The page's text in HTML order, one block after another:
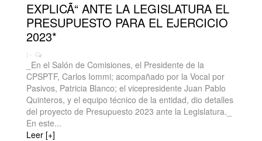
EXPLICÃ“ ANTE LA LEGISLATURA EL
PRESUPUESTO PARA EL EJERCICIO
2023*
| -
_En el Salón de Comisiones, el Presidente de la
CPSPTF, Carlos Iommi; acompañado por la Vocal por
Pasivos, Patricia Blanco; el vicepresidente Juan Pablo
Quinteros, y el equipo técnico de la entidad, dio detalles
del proyecto de Presupuesto 2023 ante la Legislatura._
En este...
Leer [+]